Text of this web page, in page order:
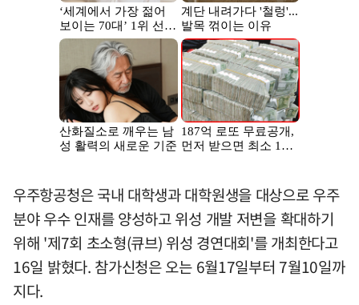
우주항공청은 국내 대학생과 대학원생을 대상으로 우주
분야 우수 인재를 양성하고 위성 개발 저변을 확대하기
위해 '제7회 초소형(큐브) 위성 경연대회'를 개최한다고
16일 밝혔다. 참가신청은 오는 6월17일부터 7월10일까
지다.